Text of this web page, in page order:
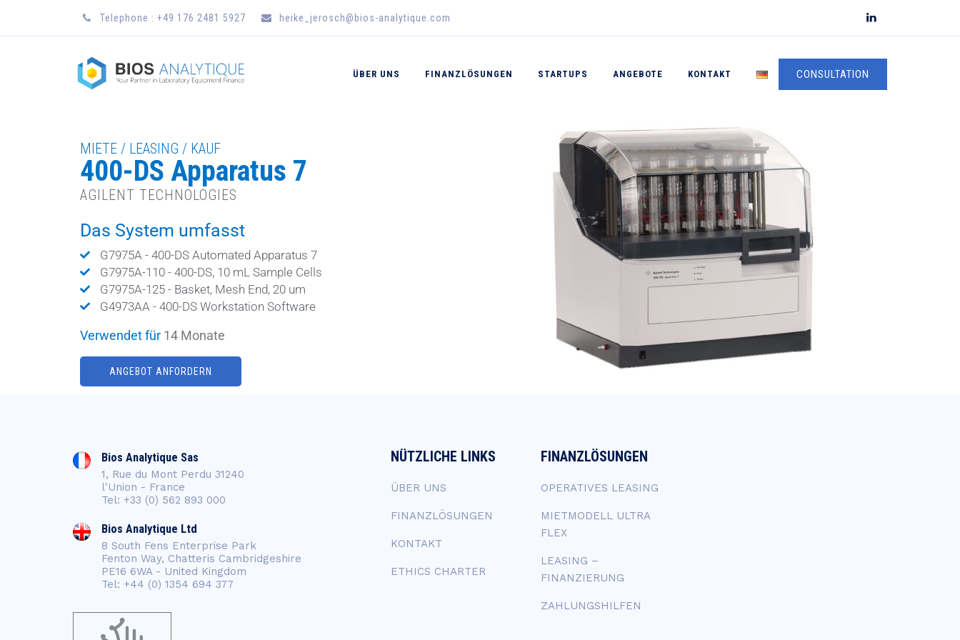
Telephone : +49 176 2481 5927 heike_jerosch@bios-analytique.com
CONSULTATION
ÜBER UNS FINANZLÖSUNGEN STARTUPS ANGEBOTE KONTAKT
MIETE / LEASING / KAUF
400-DS Apparatus 7
AGILENT TECHNOLOGIES
Das System umfasst
G7975A - 400-DS Automated Apparatus 7
G7975A-110 - 400-DS, 10 mL Sample Cells
G7975A-125 - Basket, Mesh End, 20 um
G4973AA - 400-DS Workstation Software
Verwendet für 14 Monate
ANGEBOT ANFORDERN
Bios Analytique Sas
1, Rue du Mont Perdu 31240
l'Union - France
Tel: +33 (0) 562 893 000
Bios Analytique Ltd
8 South Fens Enterprise Park
Fenton Way, Chatteris Cambridgeshire
PE16 6WA - United Kingdom
Tel: +44 (0) 1354 694 377
NÜTZLICHE LINKS
ÜBER UNS
FINANZLÖSUNGEN
KONTAKT
ETHICS CHARTER
FINANZLÖSUNGEN
OPERATIVES LEASING
MIETMODELL ULTRA
FLEX
LEASING –
FINANZIERUNG
ZAHLUNGSHILFEN